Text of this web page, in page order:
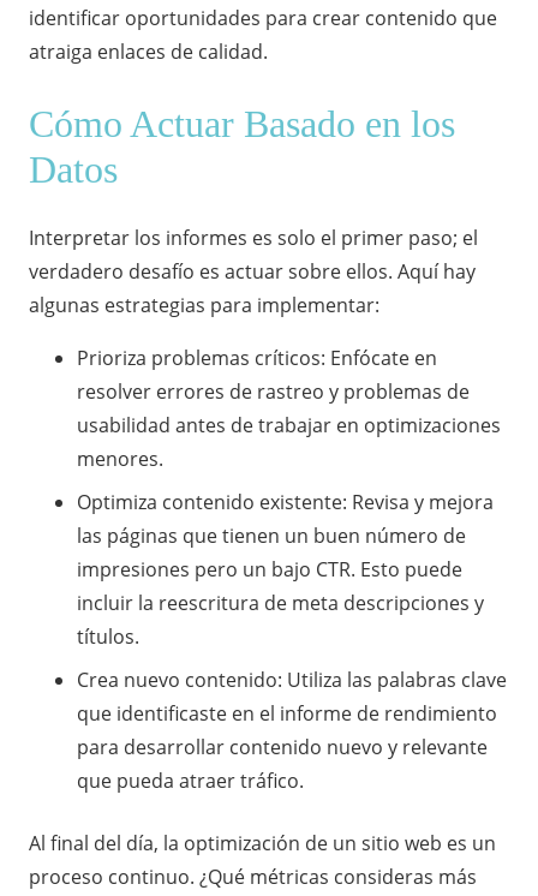
identificar oportunidades para crear contenido que
atraiga enlaces de calidad.
Cómo Actuar Basado en los
Datos
Interpretar los informes es solo el primer paso; el
verdadero desafío es actuar sobre ellos. Aquí hay
algunas estrategias para implementar:
Prioriza problemas críticos: Enfócate en
resolver errores de rastreo y problemas de
usabilidad antes de trabajar en optimizaciones
menores.
Optimiza contenido existente: Revisa y mejora
las páginas que tienen un buen número de
impresiones pero un bajo CTR. Esto puede
incluir la reescritura de meta descripciones y
títulos.
Crea nuevo contenido: Utiliza las palabras clave
que identificaste en el informe de rendimiento
para desarrollar contenido nuevo y relevante
que pueda atraer tráfico.
Al final del día, la optimización de un sitio web es un
proceso continuo. ¿Qué métricas consideras más